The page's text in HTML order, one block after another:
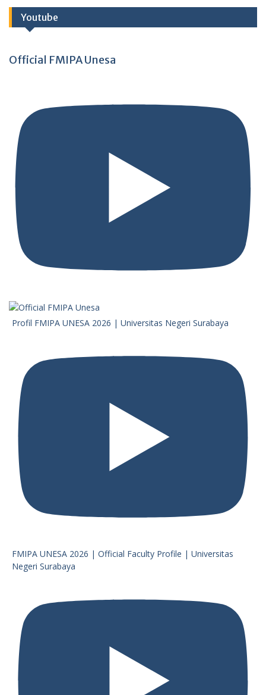
Youtube
Official FMIPA Unesa
Profil FMIPA UNESA 2026 | Universitas Negeri Surabaya
FMIPA UNESA 2026 | Official Faculty Profile | Universitas
Negeri Surabaya